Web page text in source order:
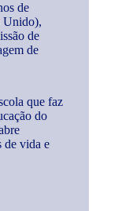
de
Unido),
de
de
que faz
do
de vida e